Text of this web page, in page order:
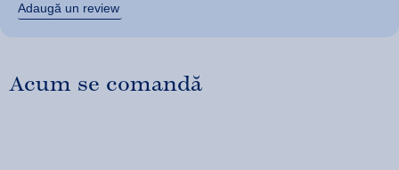
Adaugă un review
Acum se comandă